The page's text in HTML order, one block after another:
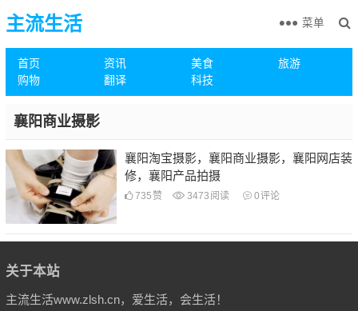
主流生活
首页 资讯 美食
旅游
购物
翻译 科技
菜单
襄阳商业摄影
襄阳淘宝摄影，襄阳商业摄影，襄阳网店装
修，襄阳产品拍摄
735 赞 3473 阅读 0评论
关于本站
主流生活www.zlsh.cn，爱生活，会生活！